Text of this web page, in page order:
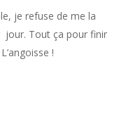
je refuse de me la
jour. Tout ça pour finir
!